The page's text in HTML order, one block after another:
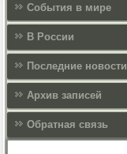
События в мире
В России
Последние новости
Архив записей
Обратная связь